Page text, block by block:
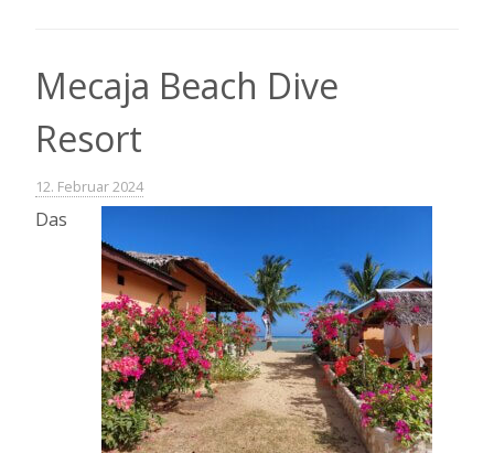
Mecaja Beach Dive
Resort
12. Februar 2024
Das